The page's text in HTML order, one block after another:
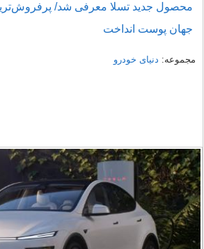
محصول جدید تسلا معرفی شد/
جهان پوست انداخت
مجموعه: دنیای خودرو